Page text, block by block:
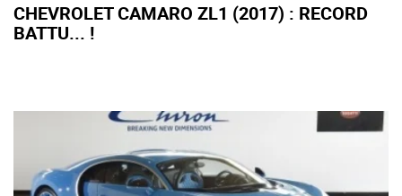
CHEVROLET CAMARO ZL1 (2017) : RECORD
BATTU... !